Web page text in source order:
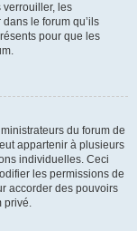
verrouiller, les
le forum qu’ils
pour que les
du forum de
appartenir à plusieurs
individuelles. Ceci
les permissions de
accorder des pouvoirs
privé.